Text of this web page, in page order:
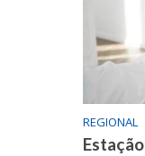
REGIONAL